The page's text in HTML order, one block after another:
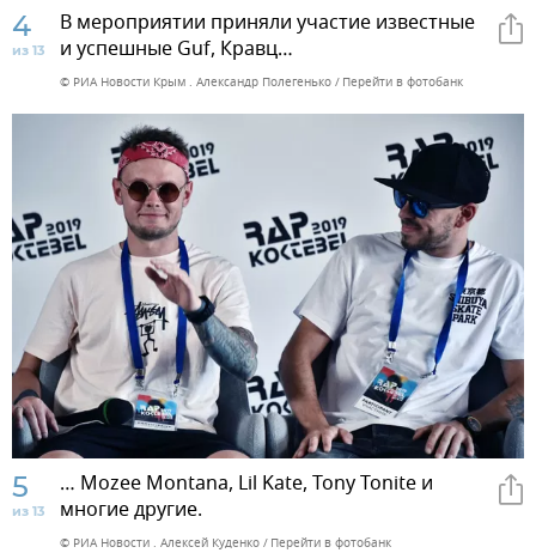
4
из 13
В мероприятии приняли участие известные
и успешные Guf, Кравц…
© РИА Новости Крым . Александр Полегенько Перейти в фотобанк
5
из 13
… Мozee Montana, Lil Kate, Tony Tonite и
многие другие.
© РИА Новости . Алексей Куденко Перейти в фотобанк